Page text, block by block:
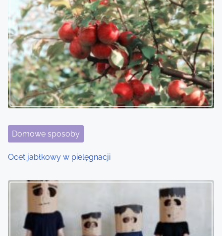
a
v
i
g
a
t
i
Domowe sposoby
Ocet jabłkowy w pielęgnacji